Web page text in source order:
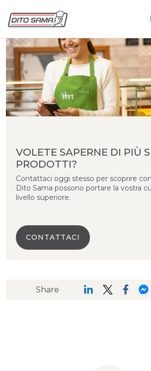
VOLETE SAPERNE DI PIÙ
PRODOTTI?
Contattaci oggi stesso per scoprire
Dito Sama possono portare la vostra
livello superiore.
CONTATTACI
Share